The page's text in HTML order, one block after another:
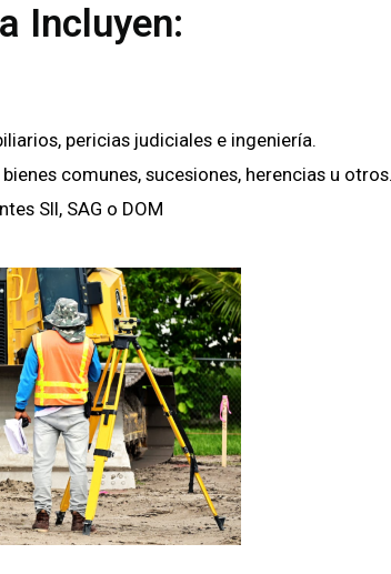
Incluyen:
pericias judiciales e ingeniería.
comunes, sucesiones, herencias u
SII, SAG o DOM